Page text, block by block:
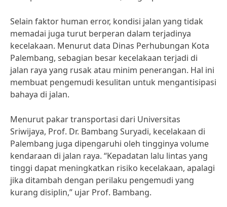
Selain faktor human error, kondisi jalan yang tidak
memadai juga turut berperan dalam terjadinya
kecelakaan. Menurut data Dinas Perhubungan Kota
Palembang, sebagian besar kecelakaan terjadi di
jalan raya yang rusak atau minim penerangan. Hal ini
membuat pengemudi kesulitan untuk mengantisipasi
bahaya di jalan.
Menurut pakar transportasi dari Universitas
Sriwijaya, Prof. Dr. Bambang Suryadi, kecelakaan di
Palembang juga dipengaruhi oleh tingginya volume
kendaraan di jalan raya. “Kepadatan lalu lintas yang
tinggi dapat meningkatkan risiko kecelakaan, apalagi
jika ditambah dengan perilaku pengemudi yang
kurang disiplin,” ujar Prof. Bambang.